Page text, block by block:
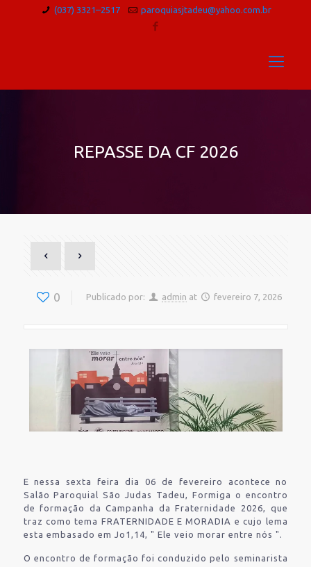
(037) 3321–2517 paroquiasjtadeu@yahoo.com.br
REPASSE DA CF 2026
0 Publicado por: admin at fevereiro 7, 2026
E nessa sexta feira dia 06 de fevereiro acontece no
Salão Paroquial São Judas Tadeu, Formiga o encontro
de formação da Campanha da Fraternidade 2026, que
traz como tema FRATERNIDADE E MORADIA e cujo lema
esta embasado em Jo1,14, " Ele veio morar entre nós ".
O encontro de formação foi conduzido pelo seminarista